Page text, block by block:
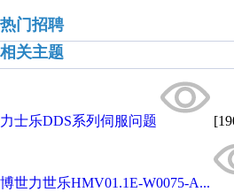
热门招聘
相关主题
力士乐DDS系列伺服问题
博世力世乐HMV01.1E-W0075-A...